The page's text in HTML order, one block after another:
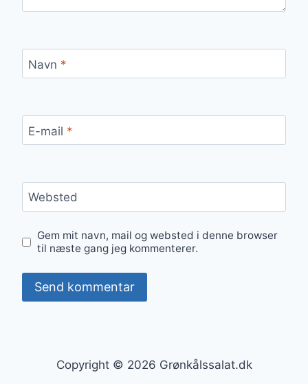
Navn *
E-mail *
Websted
Gem mit navn, mail og websted i denne browser
til næste gang jeg kommenterer.
Copyright © 2026 Grønkålssalat.dk